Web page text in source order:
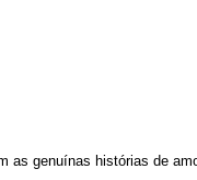
as genuínas histórias de